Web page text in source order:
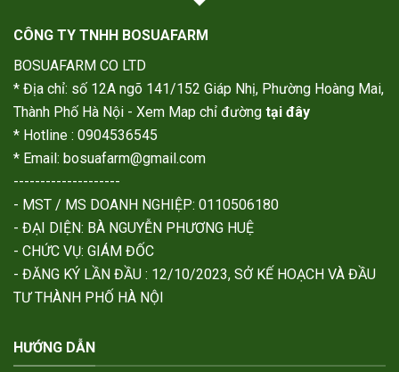
CÔNG TY TNHH BOSUAFARM
BOSUAFARM CO LTD
* Địa chỉ: số 12A ngõ 141/152 Giáp Nhị, Phường Hoàng Mai,
Thành Phố Hà Nội - Xem Map chỉ đường tại đây
* Hotline : 0904536545
* Email: bosuafarm@gmail.com
--------------------
- MST / MS DOANH NGHIỆP: 0110506180
- ĐẠI DIỆN: BÀ NGUYỄN PHƯƠNG HUỆ
- CHỨC VỤ: GIÁM ĐỐC
- ĐĂNG KÝ LẦN ĐẦU : 12/10/2023, SỞ KẾ HOẠCH VÀ ĐẦU
TƯ THÀNH PHỐ HÀ NỘI
HƯỚNG DẪN